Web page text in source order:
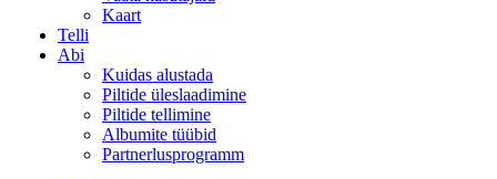
Kaart
Telli
Abi
Kuidas alustada
Piltide üleslaadimine
Piltide tellimine
Albumite tüübid
Partnerlusprogramm